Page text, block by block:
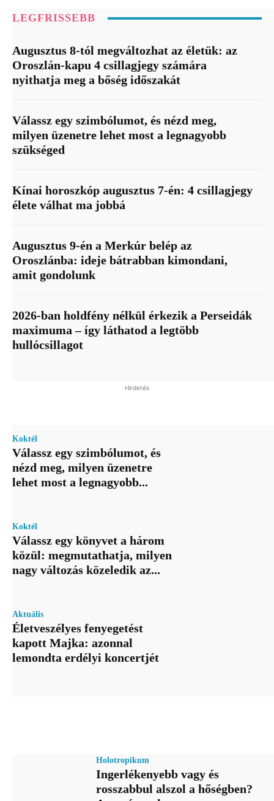
LEGFRISSEBB
Augusztus 8-tól megváltozhat az életük: az
Oroszlán-kapu 4 csillagjegy számára
nyithatja meg a bőség időszakát
Válassz egy szimbólumot, és nézd meg,
milyen üzenetre lehet most a legnagyobb
szükséged
Kínai horoszkóp augusztus 7-én: 4 csillagjegy
élete válhat ma jobbá
Augusztus 9-én a Merkúr belép az
Oroszlánba: ideje bátrabban kimondani,
amit gondolunk
2026-ban holdfény nélkül érkezik a Perseidák
maximuma – így láthatod a legtöbb
hullócsillagot
Hirdetés
Koktél
Válassz egy szimbólumot, és
nézd meg, milyen üzenetre
lehet most a legnagyobb...
Koktél
Válassz egy könyvet a három
közül: megmutathatja, milyen
nagy változás közeledik az...
Aktuális
Életveszélyes fenyegetést
kapott Majka: azonnal
lemondta erdélyi koncertjét
Holotropikum
Ingerlékenyebb vagy és
rosszabbul alszol a hőségben?